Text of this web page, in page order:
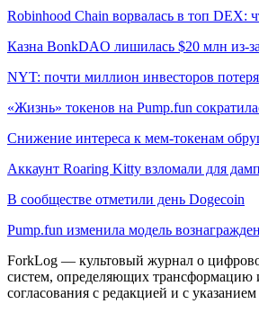
Robinhood Chain ворвалась в топ DEX:
Казна BonkDAO лишилась $20 млн из-
NYT: почти миллион инвесторов
«Жизнь» токенов на Pump.fun
Снижение интереса к мем-токенам
Аккаунт Roaring Kitty взломали для
В сообществе отметили день Dogecoin
Pump.fun изменила модель
ForkLog — культовый журнал о
систем, определяющих трансформацию
согласования с редакцией и с